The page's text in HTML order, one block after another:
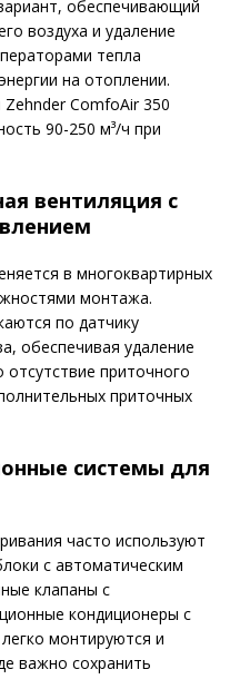
обеспечивающий
воздуха и удаление
тепла
на отоплении.
ComfoAir 350
90-250 м³/ч при
вентиляция с
в многоквартирных
монтажа.
по датчику
обеспечивая удаление
отсутствие приточного
приточных
системы для
часто используют
с автоматическим
клапаны с
кондиционеры с
монтируются и
важно сохранить